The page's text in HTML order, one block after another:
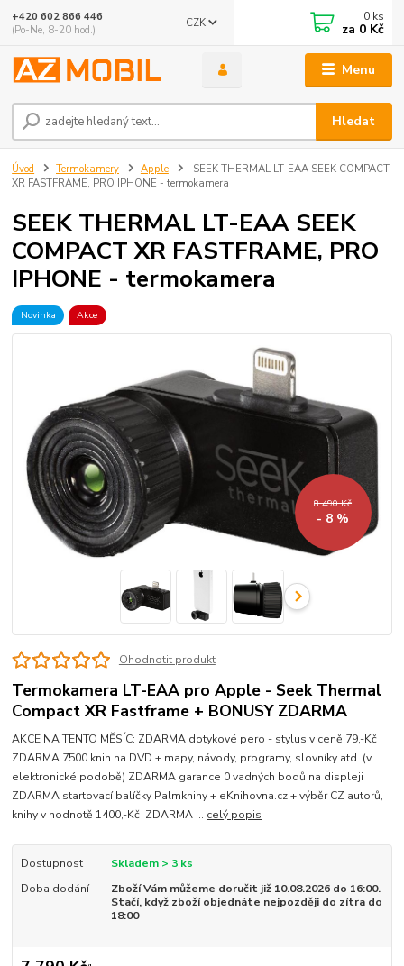
Menu
CZK
Hledat
+420 602 866 446
(Po-Ne, 8-20 hod.)
0 ks
za 0 Kč
Úvod Termokamery Apple
SEEK THERMAL LT-EAA SEEK COMPACT
XR FASTFRAME, PRO IPHONE - termokamera
SEEK THERMAL LT-EAA SEEK
COMPACT XR FASTFRAME, PRO
IPHONE - termokamera
Novinka Akce
8 490 Kč
- 8 %
Ohodnotit produkt
Termokamera LT-EAA pro Apple - Seek Thermal
Compact XR Fastframe + BONUSY ZDARMA
AKCE NA TENTO MĚSÍC: ZDARMA dotykové pero - stylus v ceně 79,-Kč
ZDARMA 7500 knih na DVD + mapy, návody, programy, slovníky atd. (v
elektronické podobě) ZDARMA garance 0 vadných bodů na displeji
ZDARMA startovací balíčky Palmknihy + eKnihovna.cz + výběr CZ autorů,
knihy v hodnotě 1400,-Kč ZDARMA ... celý popis
Dostupnost
Skladem > 3 ks
Doba dodání
Zboží Vám můžeme doručit již 10.08.2026 do 16:00.
Stačí, když zboží objednáte nejpozději do zítra do
18:00